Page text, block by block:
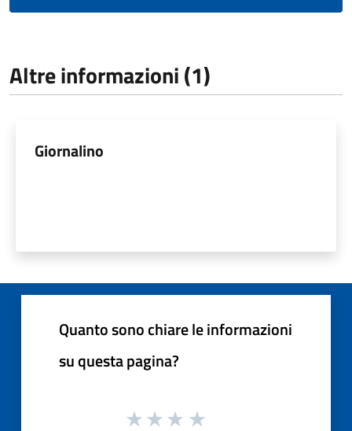
Altre informazioni (1)
Giornalino
Quanto sono chiare le informazioni
su questa pagina?